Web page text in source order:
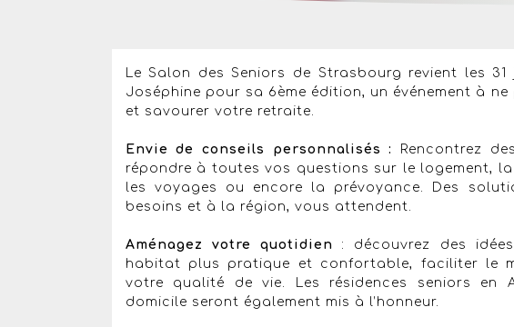
Le Salon des Seniors de Strasbourg revient les
Joséphine pour sa 6ème édition, un événement à
et savourer votre retraite.
Envie de conseils personnalisés :
Rencontrez
répondre à toutes vos questions sur le logement,
les voyages ou encore la prévoyance. Des
besoins et à la région, vous attendent.
Aménagez votre quotidien : découvrez des
habitat plus pratique et confortable, faciliter le
votre qualité de vie. Les résidences seniors en
domicile seront également mis à l’honneur.